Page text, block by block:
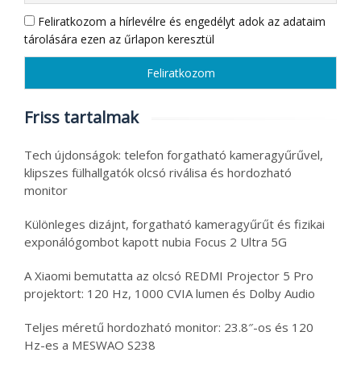
Feliratkozom a hírlevélre és engedélyt adok az adataim
tárolására ezen az űrlapon keresztül
Friss tartalmak
Tech újdonságok: telefon forgatható kameragyűrűvel,
klipszes fülhallgatók olcsó riválisa és hordozható
monitor
Különleges dizájnt, forgatható kameragyűrűt és fizikai
exponálógombot kapott nubia Focus 2 Ultra 5G
A Xiaomi bemutatta az olcsó REDMI Projector 5 Pro
projektort: 120 Hz, 1000 CVIA lumen és Dolby Audio
Teljes méretű hordozható monitor: 23.8″-os és 120
Hz-es a MESWAO S238